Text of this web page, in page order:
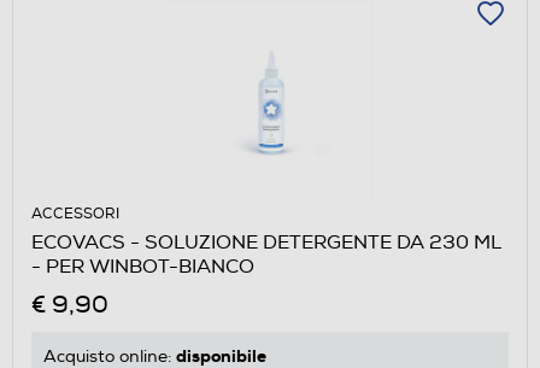
ACCESSORI
ECOVACS - SOLUZIONE DETERGENTE DA 230 ML
- PER WINBOT-BIANCO
€ 9,90
Acquisto online: disponibile